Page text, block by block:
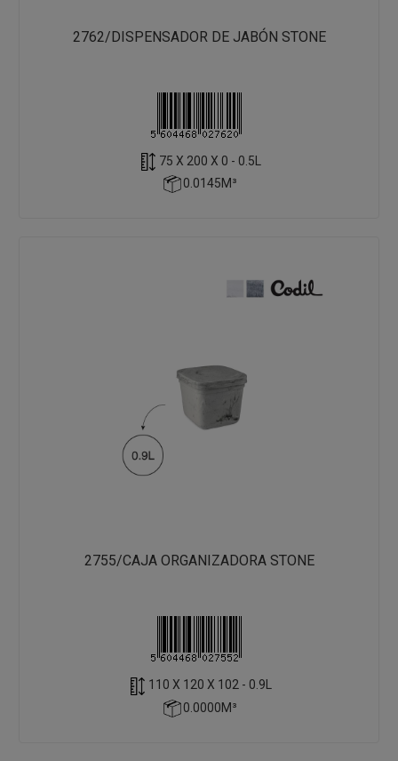
2762/DISPENSADOR DE JABÓN STONE
75 X 200 X 0 - 0.5L
0.0145M³
2755/CAJA ORGANIZADORA STONE
110 X 120 X 102 - 0.9L
0.0000M³